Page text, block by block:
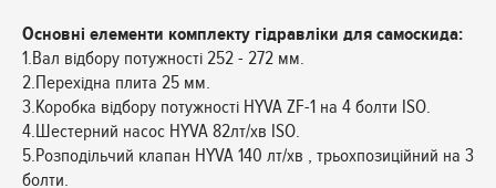
Основні елементи комплекту гідравліки для самоскида:
1.Вал відбору потужності 252 - 272 мм.
2.Перехідна плита 25 мм.
3.Коробка відбору потужності HYVA ZF-1 на 4 болти ISO.
4.Шестерний насос HYVA 82лт/хв ISO.
5.Розподільчий клапан HYVA 140 лт/хв , трьохпозиційний на 3
болти.